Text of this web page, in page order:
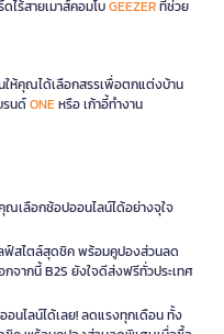
ไร้สายเมาส์คอมโบGEEZERที่ช่วย
ห้คุณได้เลือกสรรเพื่อตกแต่งบ้าน
รนด์ONEหรือ เก้าอี้ทำงาน
ณเลือกช้อปออนไลน์ได้อย่างจุใจ
ลฟ์สไตล์สุดชิค พร้อมคูปองส่วนลด
จากนี้ B2S ยังใจดีส่งฟรีทั่วประเทศ
นไลน์ได้เลย! ลดแรงทุกเดือน ทั้ง